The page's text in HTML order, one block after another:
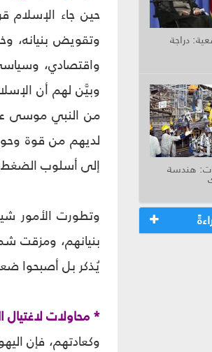
دراجة
هندسة
حين جاء الإسلام
وتقويض بنيانه،
واقتصادي،
وبيَّن لهم أن
من النبي موسى
لديهم من قوة
إلى أسلوب الضغط
وتطورت الأمور
بنيانهم، ومزقت
يُذكر بل أصبحوا
* محاولات لاغتيال
وكعادتهم، فإن